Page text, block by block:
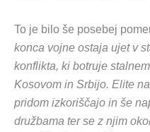
To je bilo še posebej
konca vojne ostaja ujet v
konflikta, ki botruje
Kosovom in Srbijo. Elite
pridom izkoriščajo in še
družbama ter se z njim